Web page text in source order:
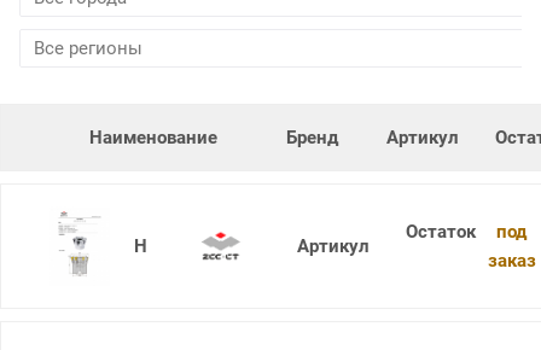
Наименование Бренд Артикул
XMR01-080-A27-SD12-06C
под
заказ